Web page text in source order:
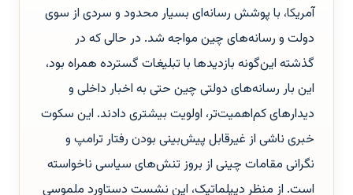
آمریکا، با پوشش رسانه‌ای بسیار محدود و سردی از سوی
دولت و رسانه‌های چین مواجه شد. در حالی که در
گذشته این‌گونه بازدیدها با تبلیغات گسترده همراه بود،
این بار رسانه‌های دولتی چین حتی به اخبار داخلی و
دیدارهای کم‌اهمیت‌تر، اولویت بیشتری دادند. این سکوت
خبری ناشی از غیرقابل پیش‌بینی بودن رفتار ترامپ و
نگرانی مقامات چینی از بروز تنش‌های سیاسی ناخواسته
است. از منظر دیپلماتیک، این نشست دستاورد ملموسی